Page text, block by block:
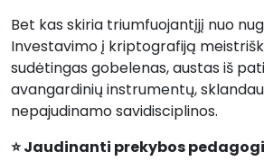
Bet kas skiria triumfuojantįjį nuo
Investavimo į kriptografiją
sudėtingas gobelenas, austas iš
avangardinių instrumentų,
nepajudinamo savidisciplinos.
⭐ Jaudinanti prekybos